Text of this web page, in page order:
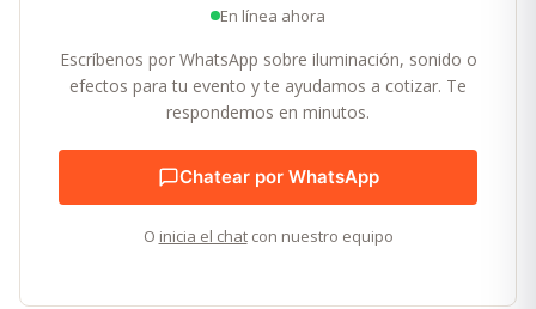
En línea ahora
Escríbenos por WhatsApp sobre iluminación, sonido o
efectos para tu evento y te ayudamos a cotizar. Te
respondemos en minutos.
Chatear por WhatsApp
O inicia el chatcon nuestro equipo